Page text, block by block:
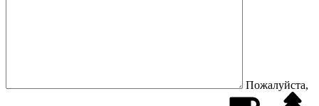
Пожалуйста,